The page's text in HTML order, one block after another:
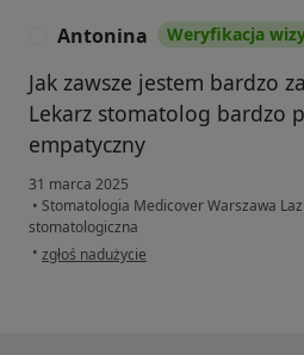
Antonina Weryfikacja
Jak zawsze jestem bardzo
Lekarz stomatolog bardzo
empatyczny
31 marca 2025
• Stomatologia Medicover Warszawa
stomatologiczna
• w opinii użytkownika Antonina
zgłoś nadużycie